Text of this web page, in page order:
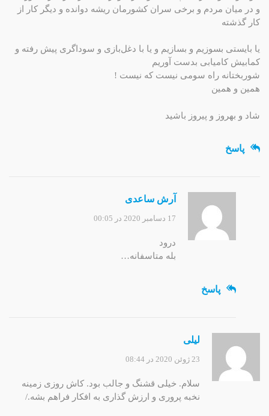
و در میان مردم و برخی سران کشورمان ریشه دوانده و دیگر کار از
کار گذشته
یا بایستی بسوزیم و بسازیم و یا با دغل‌بازی و سوداگری پیش رفته و
کمابیش کامیابی بدست آوریم
شوربختانه راه سومی نیست که نیست !
همین و همین
شاد و بهروز و پیروز باشید
پاسخ
آرش ساعدی
17 دسامبر 2020 در 00:05
درود
بله متاسفانه…
پاسخ
لیلی
23 ژوئن 2020 در 08:44
سلام. خیلی قشنگ و جالب بود. کاش روزی زمینه
نخبه پروری و ارزش گذاری به افکار فراهم بشه./